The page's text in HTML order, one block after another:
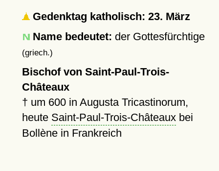
Gedenktag katholisch: 23. März
Name bedeutet: der Gottesfürchtige
(griech.)
Bischof von Saint-Paul-Trois-
Châteaux
† um 600in Augusta Tricastinorum,
heute Saint-Paul-Trois-Châteauxbei
Bollène in Frankreich